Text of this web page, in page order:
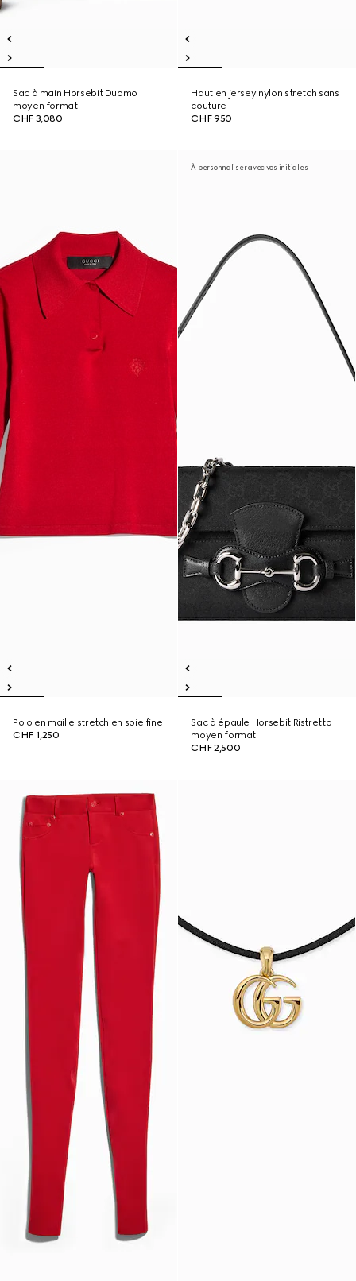
Sac à main Horsebit Duomo
moyen format
CHF 3,080
Haut en jersey nylon stretch sans
couture
CHF 950
Polo en maille stretch en soie fine
CHF 1,250
À personnaliser avec vos initiales
Sac à épaule Horsebit Ristretto
moyen format
CHF 2,500